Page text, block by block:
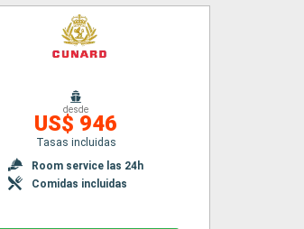
desde
US$ 946
Tasas incluidas
Room service las 24h
Comidas incluidas